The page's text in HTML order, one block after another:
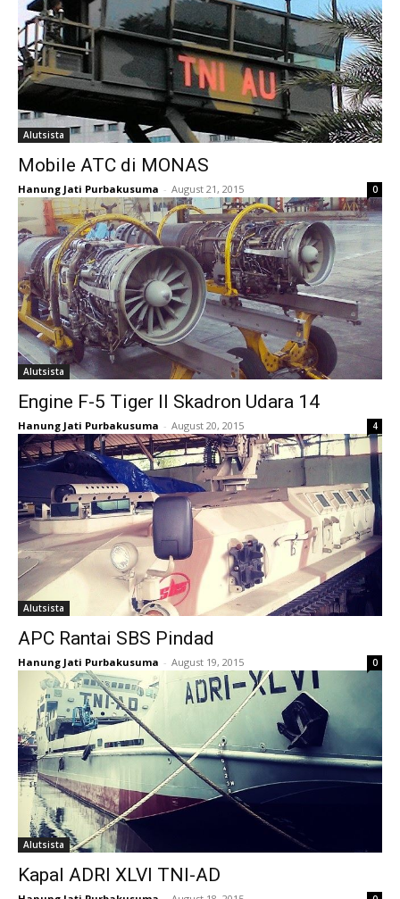
Alutsista
Mobile ATC di MONAS
Hanung Jati Purbakusuma - August 21, 2015 0
Alutsista
Engine F-5 Tiger II Skadron Udara 14
Hanung Jati Purbakusuma - August 20, 2015 4
Alutsista
APC Rantai SBS Pindad
Hanung Jati Purbakusuma - August 19, 2015 0
Alutsista
Kapal ADRI XLVI TNI-AD